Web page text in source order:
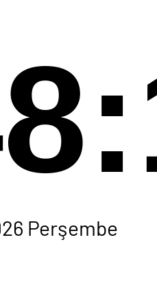
Perşembe